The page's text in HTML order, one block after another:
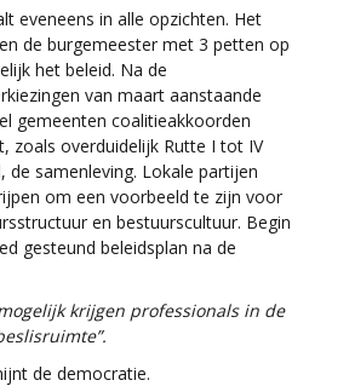
eveneens in alle opzichten. Het
de burgemeester met 3 petten op
het beleid. Na de
van maart aanstaande
gemeenten coalitieakkoorden
zoals overduidelijk Rutte I tot IV
de samenleving. Lokale partijen
om een voorbeeld te zijn voor
en bestuurscultuur. Begin
gesteund beleidsplan na de
krijgen professionals in de
de democratie.